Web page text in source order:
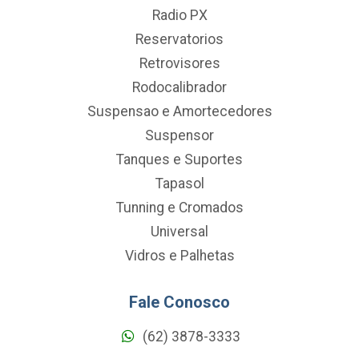
Radio PX
Reservatorios
Retrovisores
Rodocalibrador
Suspensao e Amortecedores
Suspensor
Tanques e Suportes
Tapasol
Tunning e Cromados
Universal
Vidros e Palhetas
Fale Conosco
(62) 3878-3333